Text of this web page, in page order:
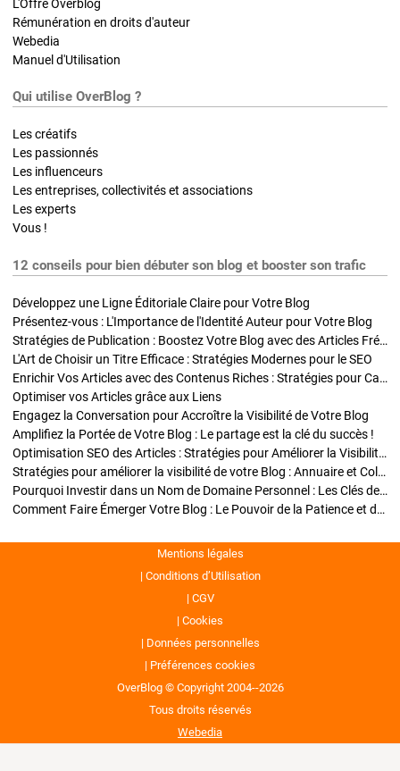
L'Offre Overblog
Rémunération en droits d'auteur
Webedia
Manuel d'Utilisation
Qui utilise OverBlog ?
Les créatifs
Les passionnés
Les influenceurs
Les entreprises, collectivités et associations
Les experts
Vous !
12 conseils pour bien débuter son blog et booster son trafic
Développez une Ligne Éditoriale Claire pour Votre Blog
Présentez-vous : L'Importance de l'Identité Auteur pour Votre Blog
Stratégies de Publication : Boostez Votre Blog avec des Articles Fréquents et Exclusifs
L'Art de Choisir un Titre Efficace : Stratégies Modernes pour le SEO
Enrichir Vos Articles avec des Contenus Riches : Stratégies pour Captiver et Optimiser
Optimiser vos Articles grâce aux Liens
Engagez la Conversation pour Accroître la Visibilité de Votre Blog
Amplifiez la Portée de Votre Blog : Le partage est la clé du succès !
Optimisation SEO des Articles : Stratégies pour Améliorer la Visibilité de Votre Blog
Stratégies pour améliorer la visibilité de votre Blog : Annuaire et Collaborations
Pourquoi Investir dans un Nom de Domaine Personnel : Les Clés de la Réussite de Votre Blog
Comment Faire Émerger Votre Blog : Le Pouvoir de la Patience et de la Persévérance
Mentions légales
Conditions d’Utilisation
CGV
Cookies
Données personnelles
Préférences cookies
OverBlog © Copyright 2004--2026
Tous droits réservés
Webedia